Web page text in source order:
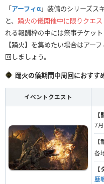
「アーフィα」装備のシリーズス
と、 踊火の儀開催中に限りクエ
れる報酬枠の中には祭事チケッ
【踊火】を集めたい場合はアー
回しましょう。
踊火の儀期間中周回におすす
イベントクエスト
7
【
各
歴